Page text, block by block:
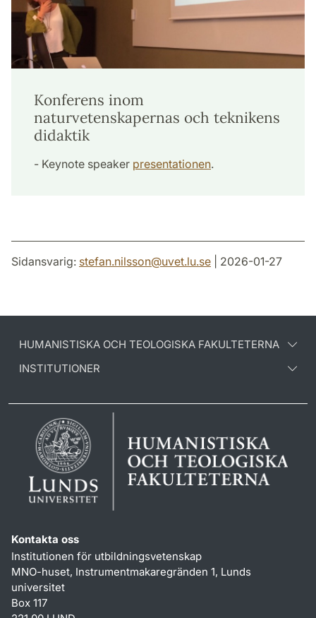
Konferens inom
naturvetenskapernas och teknikens
didaktik
- Keynote speaker presentationen.
Sidansvarig: stefan.nilsson@uvet.lu.se | 2026-01-27
HUMANISTISKA OCH TEOLOGISKA FAKULTETERNA
INSTITUTIONER
Kontakta oss
Institutionen för utbildningsvetenskap
MNO-huset, Instrumentmakaregränden 1, Lunds
universitet
Box 117